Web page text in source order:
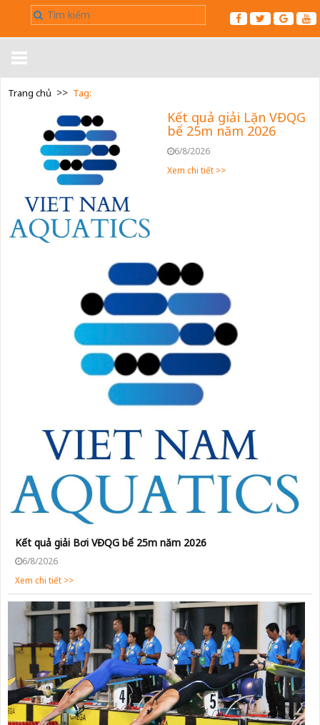
Trang chủ
Giới thiệu
Điều Lệ
Kết Quả
Trang chủ >> Tag:
Kết quả giải Lặn VĐQG
bể 25m năm 2026
6/8/2026
Xem chi tiết >>
Kết quả giải Bơi VĐQG bể 25m năm 2026
6/8/2026
Xem chi tiết >>